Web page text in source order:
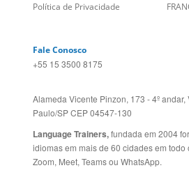
Política de Privacidade
Fale Conosco
+55 15 3500 8175
Alameda Vicente Pinzon, 173 - 4º
Paulo/SP CEP 04547-130
Language Trainers,fundada em 2004
idiomas em mais de 60 cidades em todo
Zoom, Meet, Teams ou WhatsApp.